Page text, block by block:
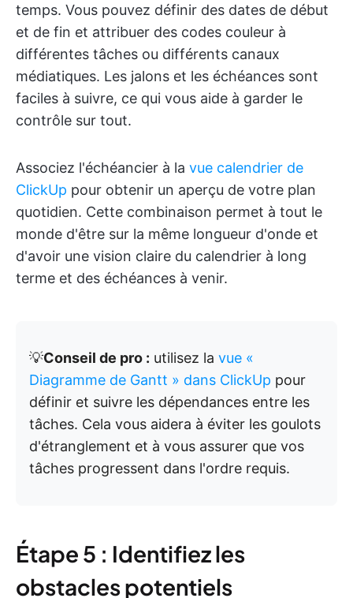
temps. Vous pouvez définir des dates de début
et de fin et attribuer des codes couleur à
différentes tâches ou différents canaux
médiatiques. Les jalons et les échéances sont
faciles à suivre, ce qui vous aide à garder le
contrôle sur tout.
Associez l'échéancier à la vue calendrier de
ClickUp pour obtenir un aperçu de votre plan
quotidien. Cette combinaison permet à tout le
monde d'être sur la même longueur d'onde et
d'avoir une vision claire du calendrier à long
terme et des échéances à venir.
💡Conseil de pro : utilisez la vue «
Diagramme de Gantt » dans ClickUp pour
définir et suivre les dépendances entre les
tâches. Cela vous aidera à éviter les goulots
d'étranglement et à vous assurer que vos
tâches progressent dans l'ordre requis.
Étape 5 : Identifiez les
obstacles potentiels